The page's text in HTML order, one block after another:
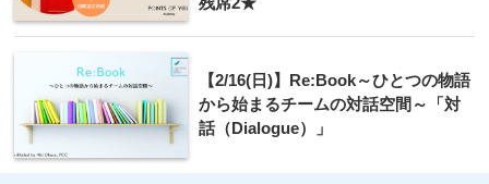
【2/16(日)】Re:Book～ひとつの物語
から始まるチームの対話空間～「対
話（Dialogue）」